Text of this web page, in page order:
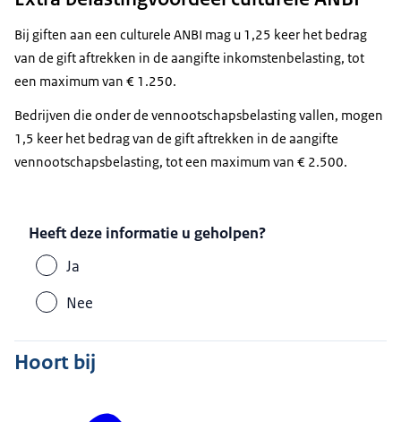
Bij giften aan een culturele ANBI mag u 1,25 keer het bedrag
van de gift aftrekken in de aangifte inkomstenbelasting, tot
een maximum van € 1.250.
Bedrijven die onder de vennootschapsbelasting vallen, mogen
1,5 keer het bedrag van de gift aftrekken in de aangifte
vennootschapsbelasting, tot een maximum van € 2.500.
Heeft deze informatie u geholpen?
Ja
Nee
Hoort bij